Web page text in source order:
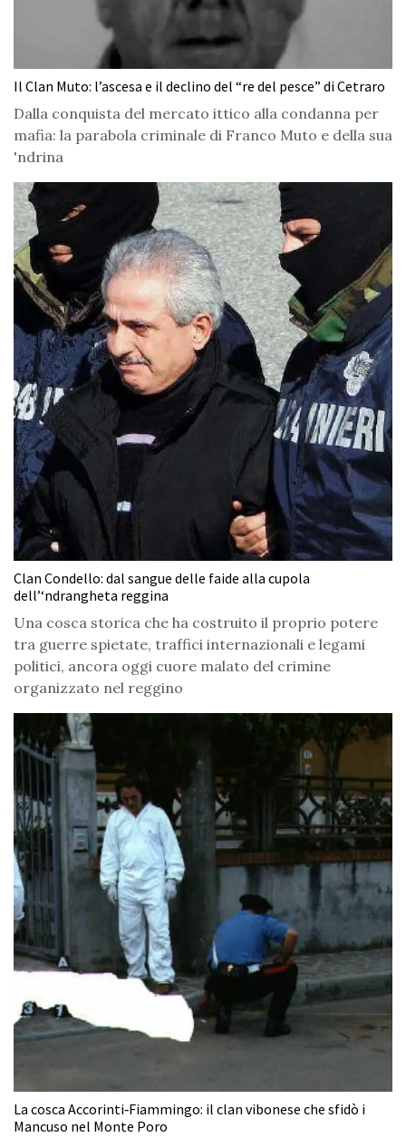
Il Clan Muto: l’ascesa e il declino del “re del pesce” di Cetraro
Dalla conquista del mercato ittico alla condanna per
mafia: la parabola criminale di Franco Muto e della sua
'ndrina
Clan Condello: dal sangue delle faide alla cupola
dell’‘ndrangheta reggina
Una cosca storica che ha costruito il proprio potere
tra guerre spietate, traffici internazionali e legami
politici, ancora oggi cuore malato del crimine
organizzato nel reggino
La cosca Accorinti‑Fiammingo: il clan vibonese che sfidò i
Mancuso nel Monte Poro